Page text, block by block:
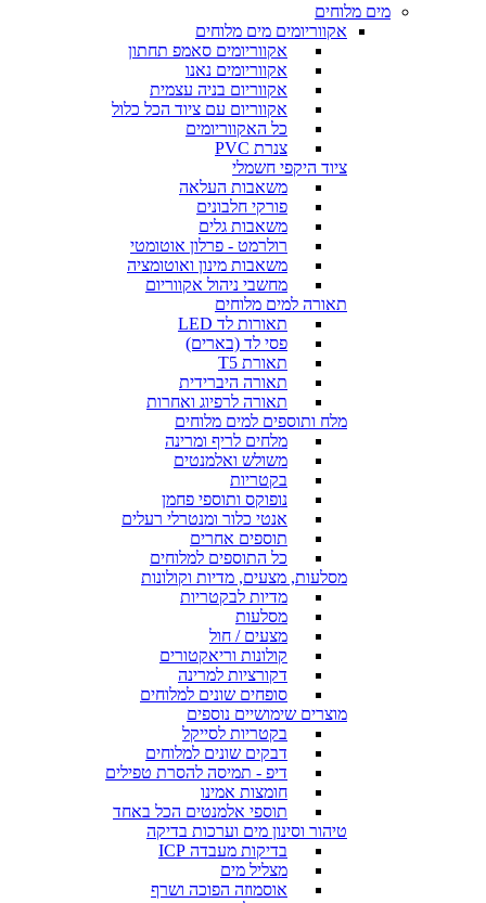
מים מלוחים
אקווריומים מים מלוחים
אקווריומים סאמפ תחתון
אקווריומים נאנו
אקווריום בניה עצמית
אקווריום עם ציוד הכל כלול
כל האקווריומים
צנרת PVC
ציוד היקפי חשמלי
משאבות העלאה
פורקי חלבונים
משאבות גלים
רולרמט - פרלון אוטומטי
משאבות מינון ואוטומציה
מחשבי ניהול אקווריום
תאורה למים מלוחים
תאורות לד LED
פסי לד (בארים)
תאורת T5
תאורה היברידית
תאורה לרפיוג ואחרות
מלח ותוספים למים מלוחים
מלחים לריף ומרינה
משולש ואלמנטים
בקטריות
נופוקס ותוספי פחמן
אנטי כלור ומנטרלי רעלים
תוספים אחרים
כל התוספים למלוחים
מסלעות, מצעים, מדיות וקולונות
מדיות לבקטריות
מסלעות
מצעים / חול
קולונות וריאקטורים
דקורציות למרינה
סופחים שונים למלוחים
מוצרים שימושיים נוספים
בקטריות לסייקל
דבקים שונים למלוחים
דיפ - תמיסה להסרת טפילים
חומצות אמינו
תוספי אלמנטים הכל באחד
טיהור וסינון מים וערכות בדיקה
בדיקות מעבדה ICP
מצליל מים
אוסמוזה הפוכה ושרף